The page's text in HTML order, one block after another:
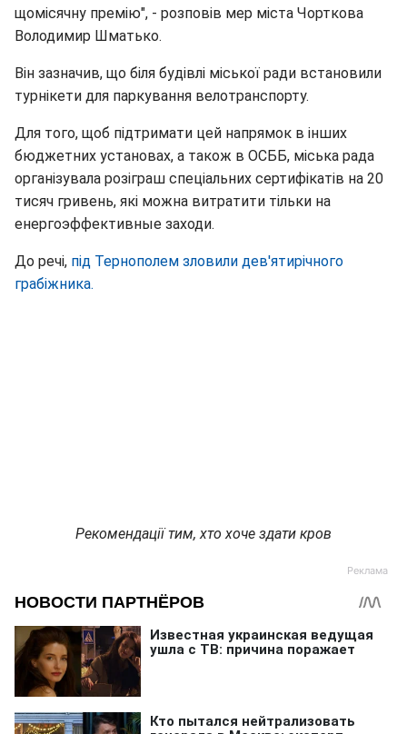
щомісячну премію", - розповів мер міста Чорткова
Володимир Шматько.
Він зазначив, що біля будівлі міської ради встановили
турнікети для паркування велотранспорту.
Для того, щоб підтримати цей напрямок в інших
бюджетних установах, а також в ОСББ, міська рада
організувала розіграш спеціальних сертифікатів на 20
тисяч гривень, які можна витратити тільки на
енергоэффективные заходи.
До речі, під Тернополем зловили дев'ятирічного
грабіжника.
Рекомендації тим, хто хоче здати кров